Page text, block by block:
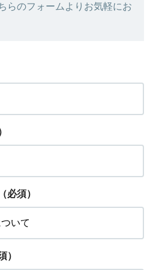
らのフォームよりお気軽にお
（必須）
）